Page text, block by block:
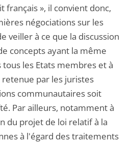
», il convient donc,
négociations sur les
veiller à ce que la discussion
concepts ayant la même
les Etats membres et à
par les juristes
communautaires soit
Par ailleurs, notamment à
du projet de loi relatif à la
à l'égard des traitements